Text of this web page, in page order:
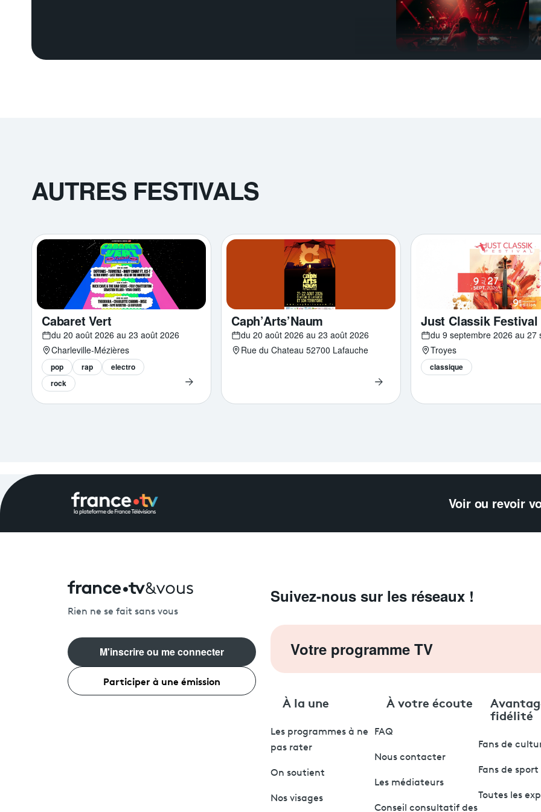
AUTRES FESTIVALS
Cabaret Vert
du 20 août 2026 au 23 août 2026
Charleville-Mézières
pop rap
electro
rock
Caph’Arts’Naum
du 20 août 2026 au 23 août 2026
Rue du Chateau 52700 Lafauche
Just Classik Festival
Troyes
classique
Voir ou revoir
Rien ne se fait sans vous
M'inscrire ou me connecter
Participer à une émission
Suivez-nous sur les réseaux !
Votre programme TV
À la une
Les programmes à ne
pas rater
On soutient
Nos visages
À votre écoute
FAQ
Nous contacter
Les médiateurs
Conseil consultatif des
fidélité
Fans de
Fans de sport
Toutes les